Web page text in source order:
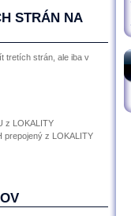
STRÁN NA
tretích strán, ale iba v
z LOKALITY
prepojený z LOKALITY